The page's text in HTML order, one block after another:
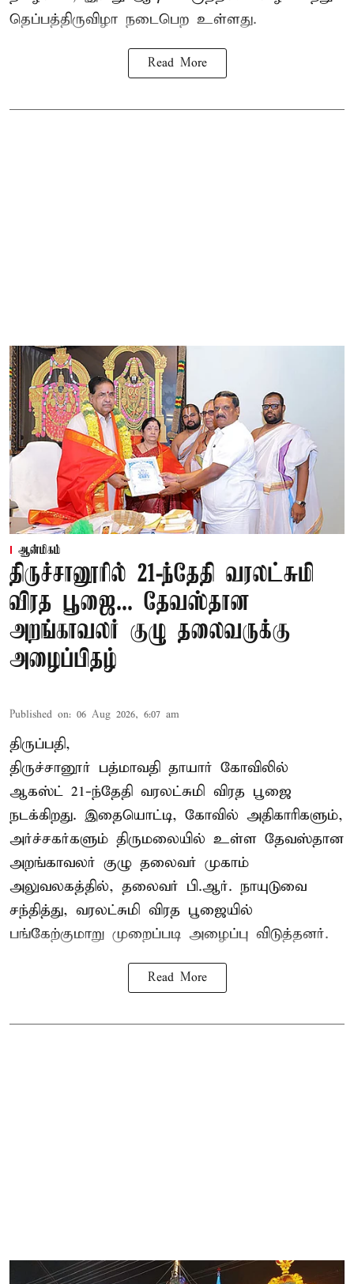
தெப்பத்திருவிழா நடைபெற உள்ளது.
Read More
ஆன்மிகம்
திருச்சானூரில் 21-ந்தேதி வரலட்சுமி
விரத பூஜை... தேவஸ்தான
அறங்காவலர் குழு தலைவருக்கு
அழைப்பிதழ்
Published on: 06 Aug 2026, 6:07 am
திருப்பதி,
திருச்சானூர் பத்மாவதி தாயார் கோவிலில்
ஆகஸ்ட் 21-ந்தேதி வரலட்சுமி விரத பூஜை
நடக்கிறது. இதையொட்டி, கோவில் அதிகாரிகளும்,
அர்ச்சகர்களும் திருமலையில் உள்ள தேவஸ்தான
அறங்காவலர் குழு தலைவர் முகாம்
அலுவலகத்தில், தலைவர் பி.ஆர். நாயுடுவை
சந்தித்து, வரலட்சுமி விரத பூஜையில்
பங்கேற்குமாறு முறைப்படி அழைப்பு விடுத்தனர்.
Read More